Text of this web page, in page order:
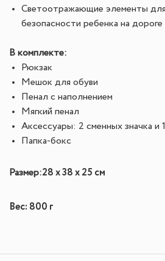
Светоотражающие элементы для
безопасности ребенка на дороге
В комплекте:
Рюкзак
Мешок для обуви
Пенал с наполнением
Мягкий пенал
Аксессуары: 2 сменных значка и
Папка-бокс
Размер:28 х 38 х 25 см
Вес: 800 г